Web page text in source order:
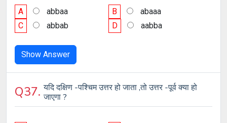
A abbaa B
abaaa
C
abbab D aabba
Show Answer
Q37.यदि दक्षिण -पश्चिम उत्तर हो जाता ,तो उत्तर -पूर्व क्या हो
जाएगा ?